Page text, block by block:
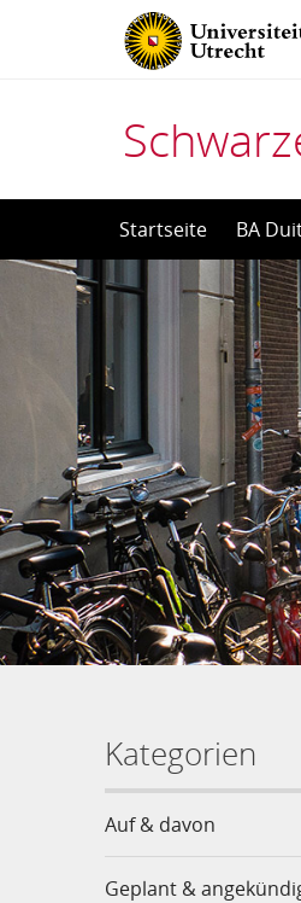
naar
Startseite BA
Kategorien
Auf & davon
Geplant &